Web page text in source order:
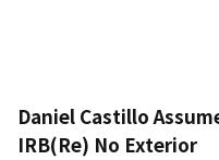
Daniel Castillo
IRB(Re) No Exterior